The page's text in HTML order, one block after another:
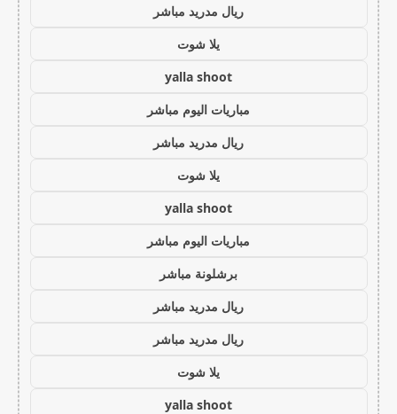
ريال مدريد مباشر
يلا شوت
yalla shoot
مباريات اليوم مباشر
ريال مدريد مباشر
يلا شوت
yalla shoot
مباريات اليوم مباشر
برشلونة مباشر
ريال مدريد مباشر
ريال مدريد مباشر
يلا شوت
yalla shoot